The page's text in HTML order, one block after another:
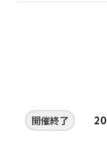
開催終了